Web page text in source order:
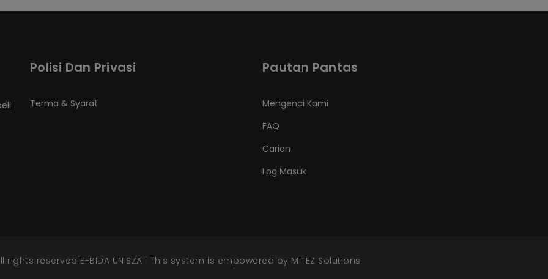
Polisi Dan Privasi
Terma & Syarat
Pautan Pantas
Mengenai Kami
FAQ
Carian
Log Masuk
rights reserved E-BIDA UNISZA | This system is empowered by MITEZ Solutions